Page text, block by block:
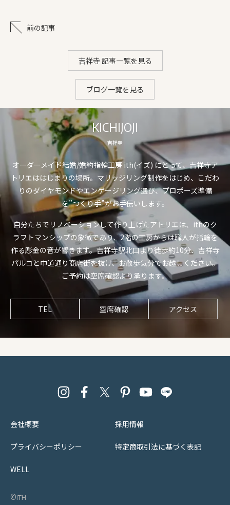
前の記事
吉祥寺 記事一覧を見る
ブログ一覧を見る
KICHIJOJI
吉祥寺
オーダーメイド結婚/婚約指輪工房 ith(イズ) にとって、吉祥寺ア
トリエははじまりの場所。マリッジリング制作をはじめ、こだわ
りのダイヤモンドやエンゲージリング選び、プロポーズ準備
を”つくり手”がお手伝いします。
自分たちでリノベーションして作り上げたアトリエは、ithのク
ラフトマンシップの象徴であり、2階の工房からは職人が指輪を
作る彫金の音が響きます。吉祥寺駅北口より徒歩約10分、吉祥寺
パルコと中道通り商店街を抜け、お散歩気分でお越しください。
ご予約は空席確認より承ります。
TEL 空席確認 アクセス
会社概要 採用情報
プライバシーポリシー 特定商取引法に基づく表記
WELL
©︎ith